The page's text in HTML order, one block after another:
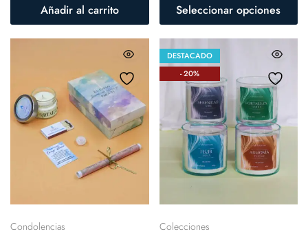
Añadir al carrito Seleccionar opciones
Condolencias
DESTACADO
- 20%
Colecciones